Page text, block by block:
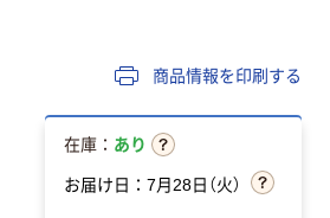
商品情報を印刷する
在庫： あり
お届け日：7月28日（火）